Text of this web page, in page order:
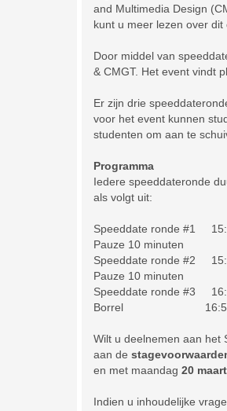
and Multimedia Design
kunt u meer lezen over
Door middel van
& CMGT. Het event vindt
Er zijn drie
voor het event kunnen
studenten om aan te
Programma
Iedere speeddateronde
als volgt uit:
Speeddate ronde #1
Pauze 10 minuten
Speeddate ronde #2
Pauze 10 minuten
Speeddate ronde #3
Borrel 16:55 -
Wilt u deelnemen aan het
aan de stage
en met maandag 20
Indien u inhoudelijke